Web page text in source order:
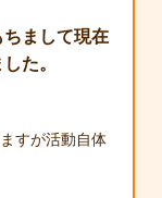
まして現在
た。
すが活動自体